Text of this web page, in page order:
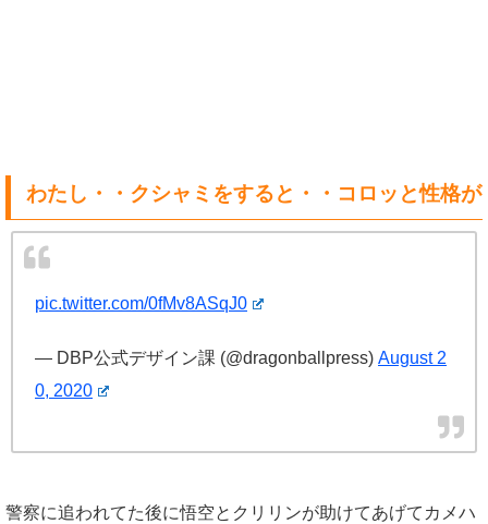
わたし・・クシャミをすると・・コロッと性格が
pic.twitter.com/0fMv8ASqJ0
— DBP公式デザイン課 (@dragonballpress) August 2
0, 2020
警察に追われてた後に悟空とクリリンが助けてあげてカメハ